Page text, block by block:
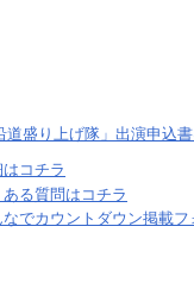
道盛り上げ隊」出演申込
コチラ
ある質問はコチラ
なでカウントダウン掲載